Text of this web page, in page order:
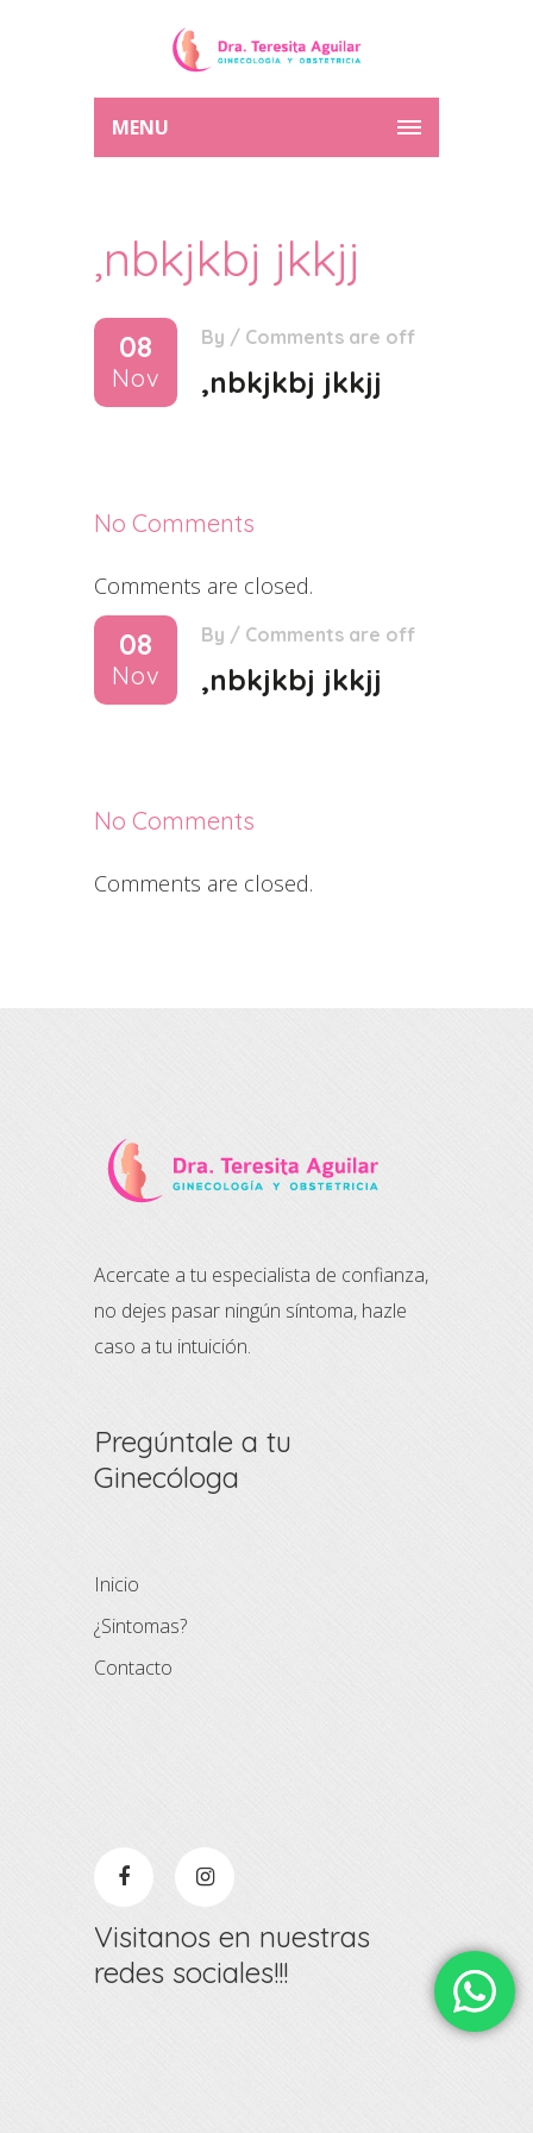
MENU
,nbkjkbj jkkjj
08
Nov
By / Comments are off
,nbkjkbj jkkjj
No Comments
Comments are closed.
08
Nov
By / Comments are off
,nbkjkbj jkkjj
No Comments
Comments are closed.
Acercate a tu especialista de confianza,
no dejes pasar ningún síntoma, hazle
caso a tu intuición.
Pregúntale a tu
Ginecóloga
Inicio
¿Sintomas?
Contacto
Visitanos en nuestras
redes sociales!!!